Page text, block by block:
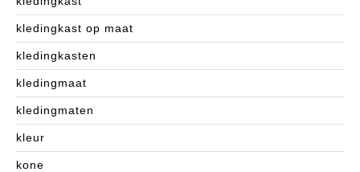
kledingkast op maat
kledingkasten
kledingmaat
kledingmaten
kleur
kone